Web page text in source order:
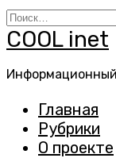
Перейти
к
содержанию
Search
for:
COOL inet
Главная
Рубрики
О проекте